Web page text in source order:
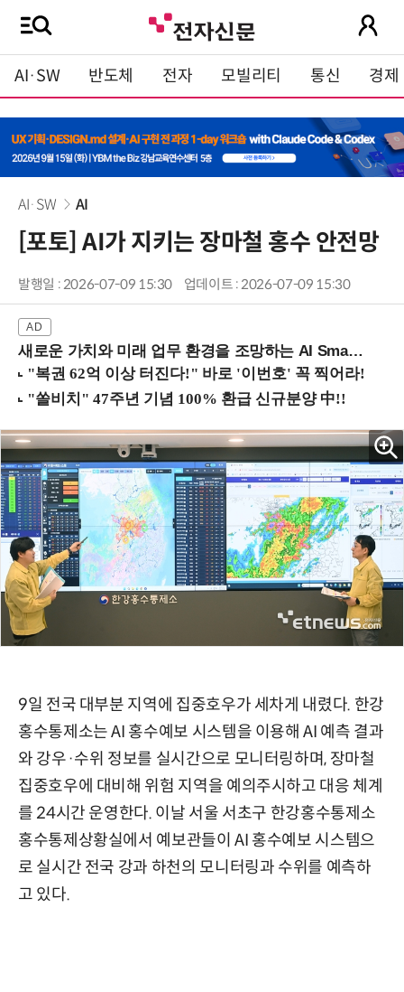
AI·SW 반도체 전자 모빌리티 통신 경제
AI·SW AI
[포토] AI가 지키는 장마철 홍수 안전망
발행일 : 2026-07-09 15:30 업데이트 : 2026-07-09 15:30
새로운 가치와 미래 업무 환경을 조망하는 AI Smart Work Summit 2026 (9/11 코엑스)
9일 전국 대부분 지역에 집중호우가 세차게 내렸다. 한강
홍수통제소는 AI 홍수예보 시스템을 이용해 AI 예측 결과
와 강우·수위 정보를 실시간으로 모니터링하며, 장마철
집중호우에 대비해 위험 지역을 예의주시하고 대응 체계
를 24시간 운영한다. 이날 서울 서초구 한강홍수통제소
홍수통제상황실에서 예보관들이 AI 홍수예보 시스템으
로 실시간 전국 강과 하천의 모니터링과 수위를 예측하
고 있다.